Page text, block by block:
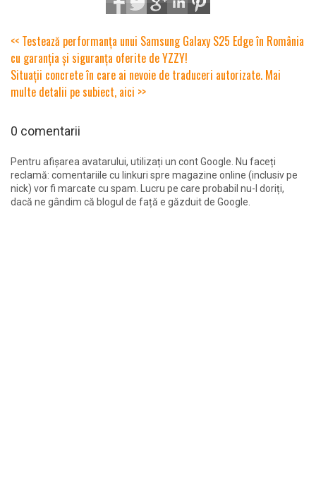
<< Testează performanța unui Samsung Galaxy S25 Edge în România
cu garanția și siguranța oferite de YZZY!
Situații concrete în care ai nevoie de traduceri autorizate. Mai
multe detalii pe subiect, aici >>
0 comentarii
Pentru afișarea avatarului, utilizați un cont Google. Nu faceți
reclamă: comentariile cu linkuri spre magazine online (inclusiv pe
nick) vor fi marcate cu spam. Lucru pe care probabil nu-l doriți,
dacă ne gândim că blogul de față e găzduit de Google.